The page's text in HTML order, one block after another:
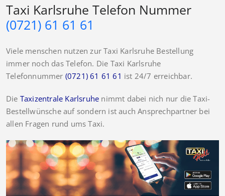
Taxi Karlsruhe Telefon Nummer
(0721) 61 61 61
Viele menschen nutzen zur Taxi Karlsruhe Bestellung
immer noch das Telefon. Die Taxi Karlsruhe
Telefonnummer (0721) 61 61 61 ist 24/7 erreichbar.
Die Taxizentrale Karlsruhe nimmt dabei nich nur die Taxi-
Bestellwünsche auf sondern ist auch Ansprechpartner bei
allen Fragen rund ums Taxi.